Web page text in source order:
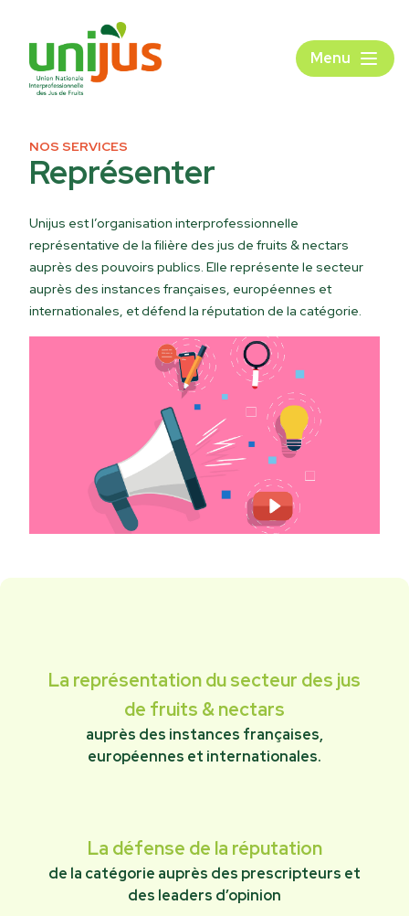
Menu
NOS SERVICES
Représenter
Unijus est l’organisation interprofessionnelle
représentative de la filière des jus de fruits & nectars
auprès des pouvoirs publics. Elle représente le secteur
auprès des instances françaises, européennes et
internationales, et défend la réputation de la catégorie.
La représentation du secteur des jus
de fruits & nectars
auprès des instances françaises,
européennes et internationales.
La défense de la réputation
de la catégorie auprès des prescripteurs et
des leaders d’opinion